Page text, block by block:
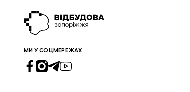
МИ У СОЦМЕРЕЖАХ